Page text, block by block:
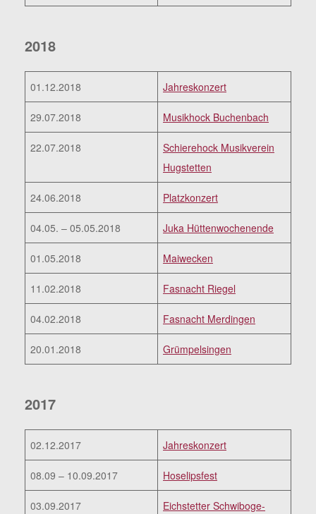
2018
01.12.2018 Jahreskonzert
29.07.2018 Musikhock Buchenbach
22.07.2018
Schierehock Musikverein
Hugstetten
24.06.2018 Platzkonzert
04.05. – 05.05.2018 Juka Hüttenwochenende
01.05.2018 Maiwecken
11.02.2018 Fasnacht Riegel
04.02.2018 Fasnacht Merdingen
20.01.2018 Grümpelsingen
2017
02.12.2017 Jahreskonzert
08.09 – 10.09.2017 Hoselipsfest
03.09.2017
Eichstetter Schwiboge-